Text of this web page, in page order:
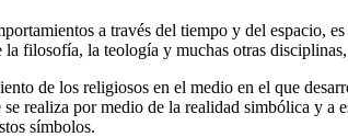
a través del tiempo y del espacio,
filosofía, la teología y muchas otras
de los religiosos en el medio en el que
realiza por medio de la realidad simbólica y a
símbolos.